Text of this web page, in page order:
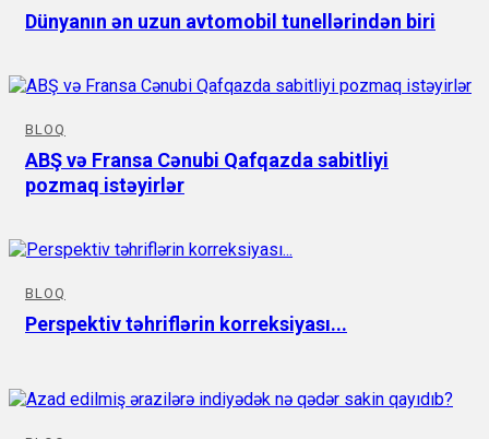
Dünyanın ən uzun avtomobil tunellərindən biri
BLOQ
ABŞ və Fransa Cənubi Qafqazda sabitliyi
pozmaq istəyirlər
BLOQ
Perspektiv təhriflərin korreksiyası...